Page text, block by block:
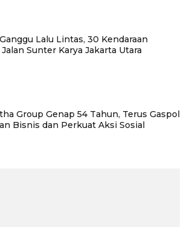
Lalu Lintas, 30 Kendaraan
Sunter Karya Jakarta Utara
Group Genap 54 Tahun, Terus Gaspol
Bisnis dan Perkuat Aksi Sosial